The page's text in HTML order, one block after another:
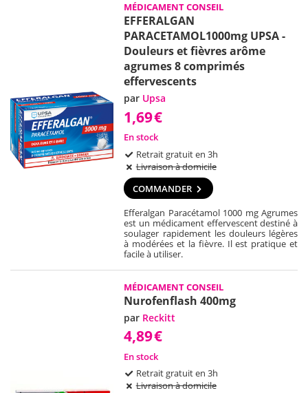
MÉDICAMENT CONSEIL
EFFERALGAN
PARACETAMOL1000mg UPSA -
Douleurs et fièvres arôme
agrumes 8 comprimés
effervescents
par Upsa
1,69€
En stock
Retrait gratuit en 3h
Livraison à domicile
COMMANDER
Efferalgan Paracétamol 1000 mg Agrumes
est un médicament effervescent destiné à
soulager rapidement les douleurs légères
à modérées et la fièvre. Il est pratique et
facile à utiliser.
MÉDICAMENT CONSEIL
Nurofenflash 400mg
par Reckitt
4,89€
En stock
Retrait gratuit en 3h
Livraison à domicile